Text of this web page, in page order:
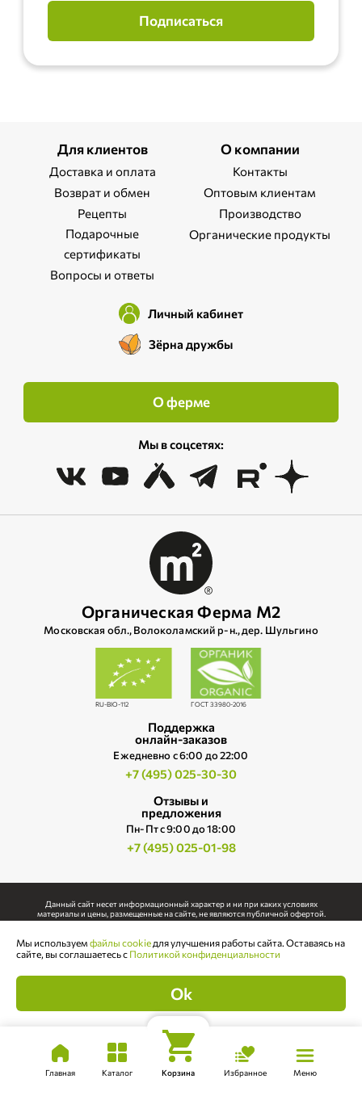
Выбрать дату
Подписаться
Для клиентов
Доставка и оплата
Возврат и обмен
Рецепты
Подарочные
сертификаты
Вопросы и ответы
О компании
Контакты
Оптовым клиентам
Производство
Органические продукты
Личный кабинет
Зёрна дружбы
О ферме
Мы в соцсетях:
Органическая Ферма М2
Московская обл., Волоколамский р‑н., дер. Шульгино
RU-BIO-112 ГОСТ 33980-2016
Поддержка
онлайн-заказов
Ежедневно c 6:00 до 22:00
+7 (495) 025-30-30
Отзывы и
предложения
Пн-Пт с 9:00 до 18:00
+7 (495) 025-01-98
Данный сайт несет информационный характер и ни при каких условиях
материалы и цены, размещенные на сайте, не являются публичной офертой.
письменного согласия правообладателя.
Cогласие на обработку персональных данных
Публичная оферта
Карта сайта.
©2026 Интернет-магазин Ферма М2.
Главная Каталог Корзина Избранное Меню
Мы используем файлы cookie для улучшения работы сайта. Оставаясь на
сайте, вы соглашаетесь с Политикой конфиденциальности
Ok